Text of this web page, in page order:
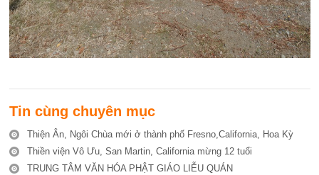
Tin cùng chuyên mục
Thiện Ân, Ngôi Chùa mới ở thành phố Fresno,California, Hoa Kỳ
Thiền viện Vô Ưu, San Martin, California mừng 12 tuổi
TRUNG TÂM VĂN HÓA PHẬT GIÁO LIỄU QUÁN